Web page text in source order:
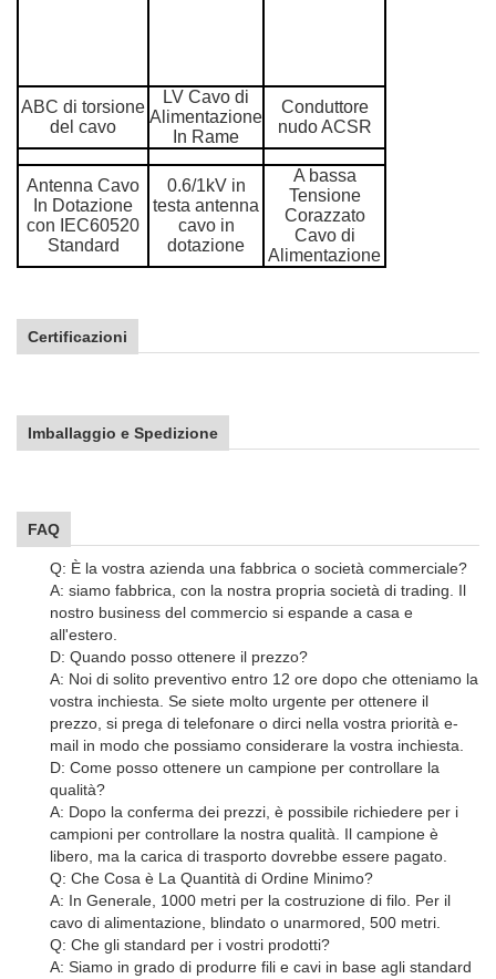
ABC di torsione
del cavo
LV Cavo di
Alimentazione
In Rame
Conduttore
nudo ACSR
Antenna Cavo
In Dotazione
con IEC60520
Standard
0.6/1kV in
testa antenna
cavo in
dotazione
A bassa
Tensione
Corazzato
Cavo di
Alimentazione
Certificazioni
Imballaggio e Spedizione
FAQ
Q: È la vostra azienda una fabbrica o società commerciale?
A: siamo fabbrica, con la nostra propria società di trading. Il
nostro business del commercio si espande a casa e
all'estero.
D: Quando posso ottenere il prezzo?
A: Noi di solito preventivo entro 12 ore dopo che otteniamo la
vostra inchiesta. Se siete molto urgente per ottenere il
prezzo, si prega di telefonare o dirci nella vostra priorità e-
mail in modo che possiamo considerare la vostra inchiesta.
D: Come posso ottenere un campione per controllare la
qualità?
A: Dopo la conferma dei prezzi, è possibile richiedere per i
campioni per controllare la nostra qualità. Il campione è
libero, ma la carica di trasporto dovrebbe essere pagato.
Q: Che Cosa è La Quantità di Ordine Minimo?
A: In Generale, 1000 metri per la costruzione di filo. Per il
cavo di alimentazione, blindato o unarmored, 500 metri.
Q: Che gli standard per i vostri prodotti?
A: Siamo in grado di produrre fili e cavi in base agli standard